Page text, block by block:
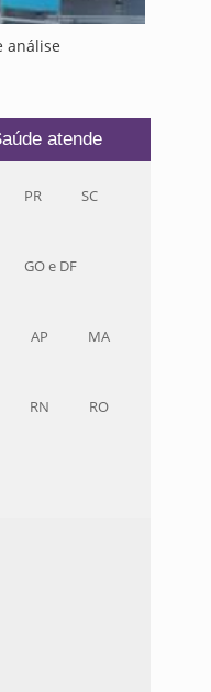
análise
atende
PR SC
GO e DF
AP MA
RN RO